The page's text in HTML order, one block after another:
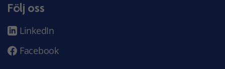
Följ oss
LinkedIn
Facebook